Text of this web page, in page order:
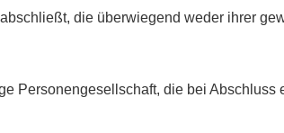
die überwiegend weder ihrer
Personengesellschaft, die bei Abschluss